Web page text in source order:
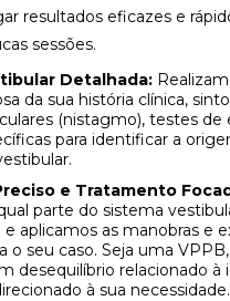
resultados eficazes e
sessões.
Detalhada:
da sua história clínica,
(nistagmo), testes de
para identificar a
e Tratamento
parte do sistema
aplicamos as manobras e
o seu caso. Seja uma
desequilíbrio relacionado à
à sua necessidade.